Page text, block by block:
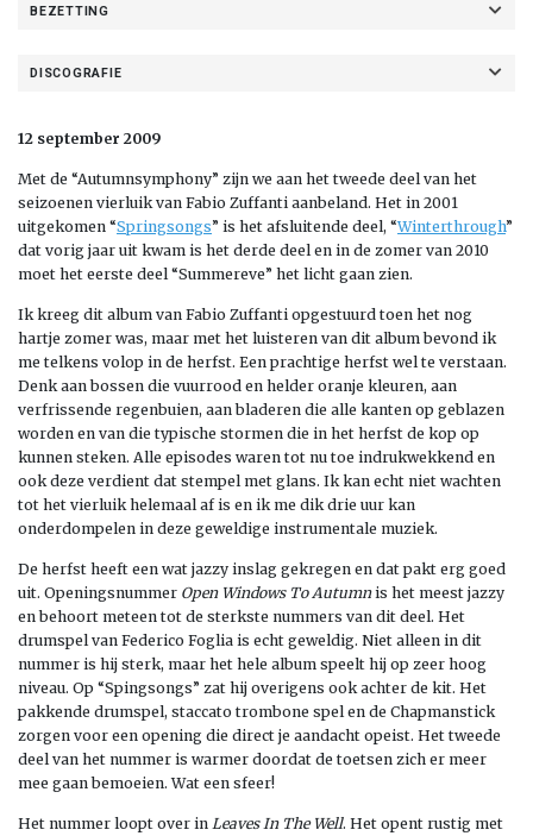
BEZETTING
DISCOGRAFIE
12 september 2009
Met de “Autumnsymphony” zijn we aan het tweede deel van het
seizoenen vierluik van Fabio Zuffanti aanbeland. Het in 2001
uitgekomen “Springsongs” is het afsluitende deel, “Winterthrough”
dat vorig jaar uit kwam is het derde deel en in de zomer van 2010
moet het eerste deel “Summereve” het licht gaan zien.
Ik kreeg dit album van Fabio Zuffanti opgestuurd toen het nog
hartje zomer was, maar met het luisteren van dit album bevond ik
me telkens volop in de herfst. Een prachtige herfst wel te verstaan.
Denk aan bossen die vuurrood en helder oranje kleuren, aan
verfrissende regenbuien, aan bladeren die alle kanten op geblazen
worden en van die typische stormen die in het herfst de kop op
kunnen steken. Alle episodes waren tot nu toe indrukwekkend en
ook deze verdient dat stempel met glans. Ik kan echt niet wachten
tot het vierluik helemaal af is en ik me dik drie uur kan
onderdompelen in deze geweldige instrumentale muziek.
De herfst heeft een wat jazzy inslag gekregen en dat pakt erg goed
uit. Openingsnummer Open Windows To Autumnis het meest jazzy
en behoort meteen tot de sterkste nummers van dit deel. Het
drumspel van Federico Foglia is echt geweldig. Niet alleen in dit
nummer is hij sterk, maar het hele album speelt hij op zeer hoog
niveau. Op “Spingsongs” zat hij overigens ook achter de kit. Het
pakkende drumspel, staccato trombone spel en de Chapmanstick
zorgen voor een opening die direct je aandacht opeist. Het tweede
deel van het nummer is warmer doordat de toetsen zich er meer
mee gaan bemoeien. Wat een sfeer!
Het nummer loopt over in Leaves In The Well. Het opent rustig met